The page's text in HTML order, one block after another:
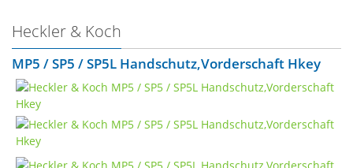
Heckler & Koch
MP5 / SP5 / SP5L Handschutz,Vorderschaft Hkey